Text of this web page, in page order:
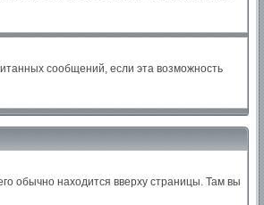
сообщений, если эта возможность
обычно находится вверху страницы. Там вы